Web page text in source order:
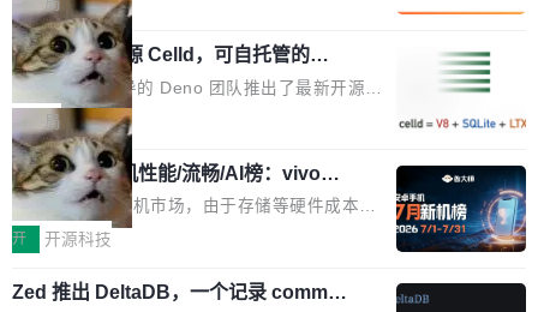
设置，如果用布尔值 + 可空字段来表示——bool
ean 表示是否可切换，nullable 的默认模式、浅
色方案、深色方案——会产生大量无意义的组
合。方案缺了、配置冲突了、全 null 了。要知道
哪些组合有效，作者说，你得靠"文档、校验、或
者部落知识"。 换个写法。Rust 的 enum，两个
变体：Switchable...
个"AI 知识库 + 聊天机器人"——每个大厂都在
做，没什么新鲜的。 但 Kenton Varda 在 Twitte
r 上把事情说清楚了： 今天我们发布了 Cloudfla
re OS，一个带连接器的聊天机器人，跟其他所
有科技公司做的一样。只不过，实际上它不一
样。这是 Sandstorm.io 的重制版，我十年前的
那个创业公司。不同的是，这次它构建在 Cloudf
lare Workers 上——我花了九年时间搭建的平台
——并且深度集成了 AI。这基本上是我十年秘密
计划的顶峰。 十年前，Ken...
Deno 团队开源 Celld，可自托管的分
布式 Durable Objects
Ryan Dahl 领导的 Deno 团队推出了最新开源项
目 Celld，一个能在自己机器上运行 Cloudflare
Workers 和 Durable Objects 的守护进程。 设
计思路很直接：每个对象是一个独立的 SQLite
数据库，按名称寻址，复制到你自己的 S3 兼容
存储库里。节点之间只通过这个存储库协调——
个小型数据库，应用天然按分片构建，单个数据
局
鲁大师7月新机性能/流畅/AI榜：vivo夺
性能、流畅双第一，三星Galaxy Z系列
新折叠缺席
2026年7月的手机市场，由于存储等硬件成本暴
增，手机厂商的日子也不好过啊，新机速度明显
高价的三星折叠（三星Galaxy Z Fold8 Ultra / Z
开 开源科技
Zed 推出 DeltaDB，一个记录 commit